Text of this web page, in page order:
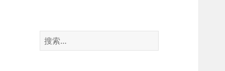
搜
索：